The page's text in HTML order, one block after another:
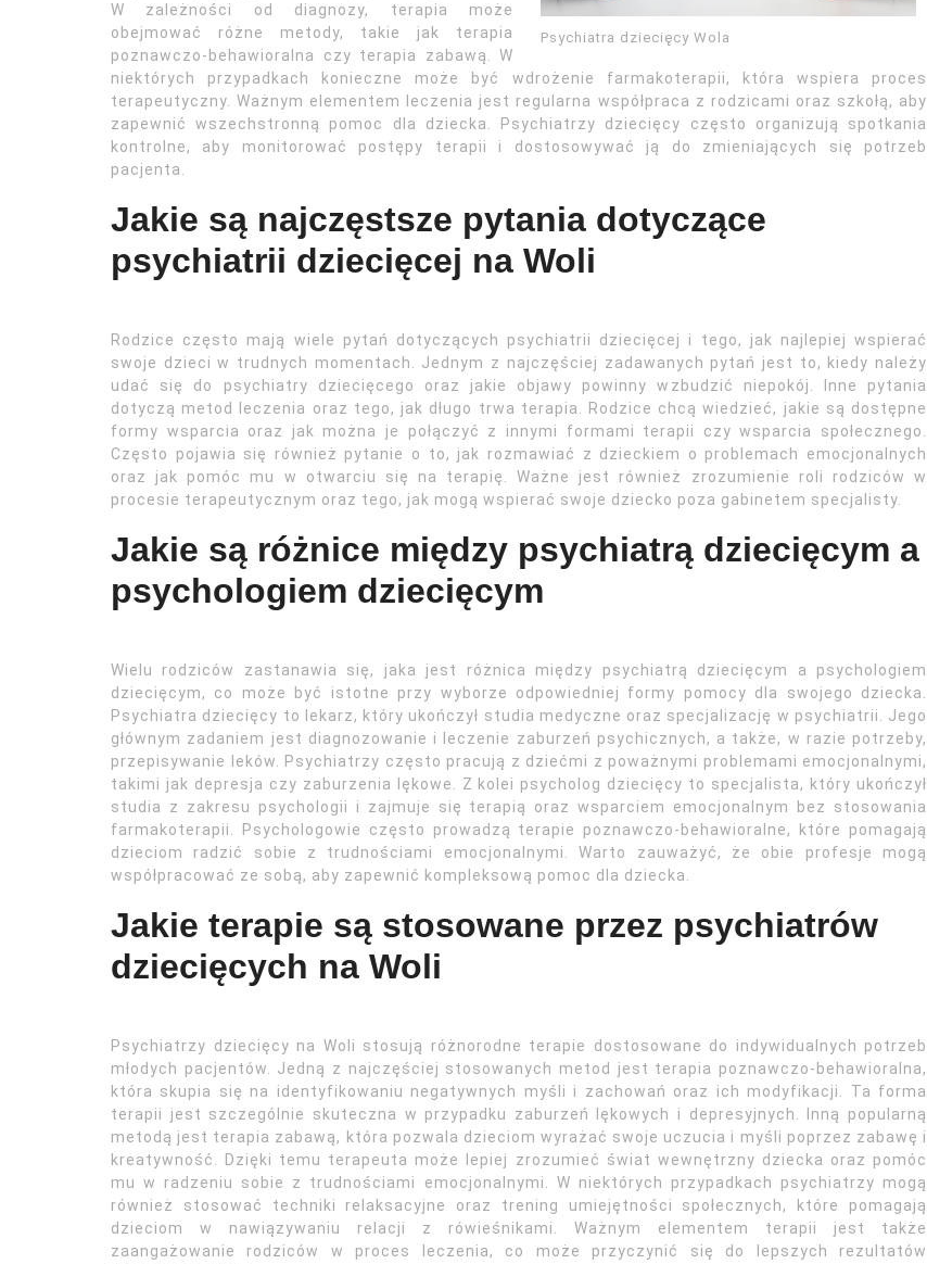
Psychiatra dziecięcy Wola
W zależności od diagnozy, terapia może
obejmować różne metody, takie jak terapia
poznawczo-behawioralna czy terapia zabawą. W
niektórych przypadkach konieczne może być wdrożenie farmakoterapii, która wspiera proces
terapeutyczny. Ważnym elementem leczenia jest regularna współpraca z rodzicami oraz szkołą, aby
zapewnić wszechstronną pomoc dla dziecka. Psychiatrzy dziecięcy często organizują spotkania
kontrolne, aby monitorować postępy terapii i dostosowywać ją do zmieniających się potrzeb
pacjenta.
Jakie są najczęstsze pytania dotyczące
psychiatrii dziecięcej na Woli
Rodzice często mają wiele pytań dotyczących psychiatrii dziecięcej i tego, jak najlepiej wspierać
swoje dzieci w trudnych momentach. Jednym z najczęściej zadawanych pytań jest to, kiedy należy
udać się do psychiatry dziecięcego oraz jakie objawy powinny wzbudzić niepokój. Inne pytania
dotyczą metod leczenia oraz tego, jak długo trwa terapia. Rodzice chcą wiedzieć, jakie są dostępne
formy wsparcia oraz jak można je połączyć z innymi formami terapii czy wsparcia społecznego.
Często pojawia się również pytanie o to, jak rozmawiać z dzieckiem o problemach emocjonalnych
oraz jak pomóc mu w otwarciu się na terapię. Ważne jest również zrozumienie roli rodziców w
procesie terapeutycznym oraz tego, jak mogą wspierać swoje dziecko poza gabinetem specjalisty.
Jakie są różnice między psychiatrą dziecięcym a
psychologiem dziecięcym
Wielu rodziców zastanawia się, jaka jest różnica między psychiatrą dziecięcym a psychologiem
dziecięcym, co może być istotne przy wyborze odpowiedniej formy pomocy dla swojego dziecka.
Psychiatra dziecięcy to lekarz, który ukończył studia medyczne oraz specjalizację w psychiatrii. Jego
głównym zadaniem jest diagnozowanie i leczenie zaburzeń psychicznych, a także, w razie potrzeby,
przepisywanie leków. Psychiatrzy często pracują z dziećmi z poważnymi problemami emocjonalnymi,
takimi jak depresja czy zaburzenia lękowe. Z kolei psycholog dziecięcy to specjalista, który ukończył
studia z zakresu psychologii i zajmuje się terapią oraz wsparciem emocjonalnym bez stosowania
farmakoterapii. Psychologowie często prowadzą terapie poznawczo-behawioralne, które pomagają
dzieciom radzić sobie z trudnościami emocjonalnymi. Warto zauważyć, że obie profesje mogą
współpracować ze sobą, aby zapewnić kompleksową pomoc dla dziecka.
Jakie terapie są stosowane przez psychiatrów
dziecięcych na Woli
Psychiatrzy dziecięcy na Woli stosują różnorodne terapie dostosowane do indywidualnych potrzeb
młodych pacjentów. Jedną z najczęściej stosowanych metod jest terapia poznawczo-behawioralna,
która skupia się na identyfikowaniu negatywnych myśli i zachowań oraz ich modyfikacji. Ta forma
terapii jest szczególnie skuteczna w przypadku zaburzeń lękowych i depresyjnych. Inną popularną
metodą jest terapia zabawą, która pozwala dzieciom wyrażać swoje uczucia i myśli poprzez zabawę i
kreatywność. Dzięki temu terapeuta może lepiej zrozumieć świat wewnętrzny dziecka oraz pomóc
mu w radzeniu sobie z trudnościami emocjonalnymi. W niektórych przypadkach psychiatrzy mogą
również stosować techniki relaksacyjne oraz trening umiejętności społecznych, które pomagają
dzieciom w nawiązywaniu relacji z rówieśnikami. Ważnym elementem terapii jest także
zaangażowanie rodziców w proces leczenia, co może przyczynić się do lepszych rezultatów